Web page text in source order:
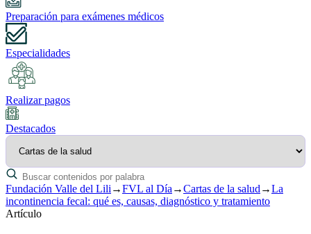
Preparación para exámenes médicos
Especialidades
Realizar pagos
Destacados
Fundación Valle del Lili →FVL al Día →Cartas de la salud →La
incontinencia fecal: qué es, causas, diagnóstico y tratamiento
Artículo